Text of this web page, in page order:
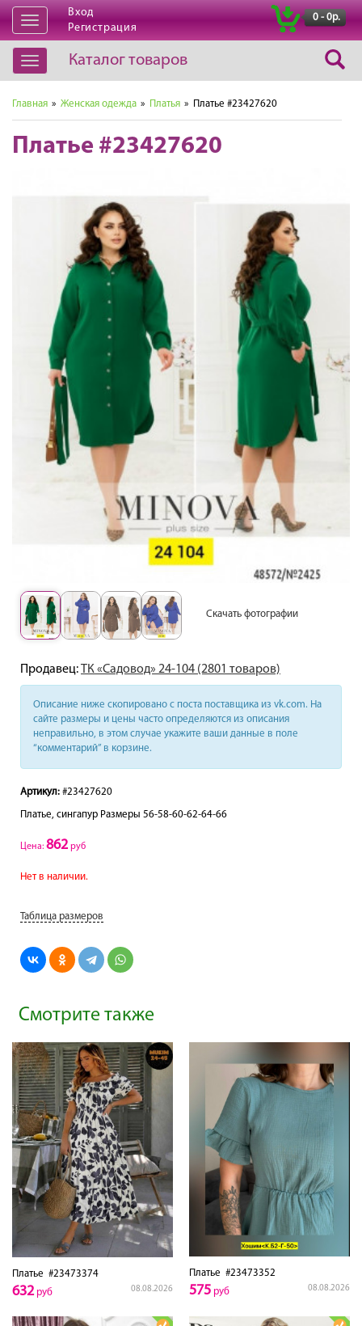
Открыть
навигацию
Вход
Регистрация
0 - 0р.
Открыть
навигацию
Каталог товаров
Главная » Женская одежда » Платья » Платье #23427620
Платье #23427620
Скачать фотографии
Продавец:ТК «Садовод» 24-104 (2801 товаров)
Описание ниже скопировано с поста поставщика из vk.com. На
сайте размеры и цены часто определяются из описания
неправильно, в этом случае укажите ваши данные в поле
“комментарий” в корзине.
Артикул: #23427620
Платье, сингапур Размеры 56-58-60-62-64-66
Цена: 862 руб
Нет в наличии.
Таблица размеров
Смотрите также
Платье #23473374
08.08.2026
632руб
Платье #23473352
08.08.2026
575 руб